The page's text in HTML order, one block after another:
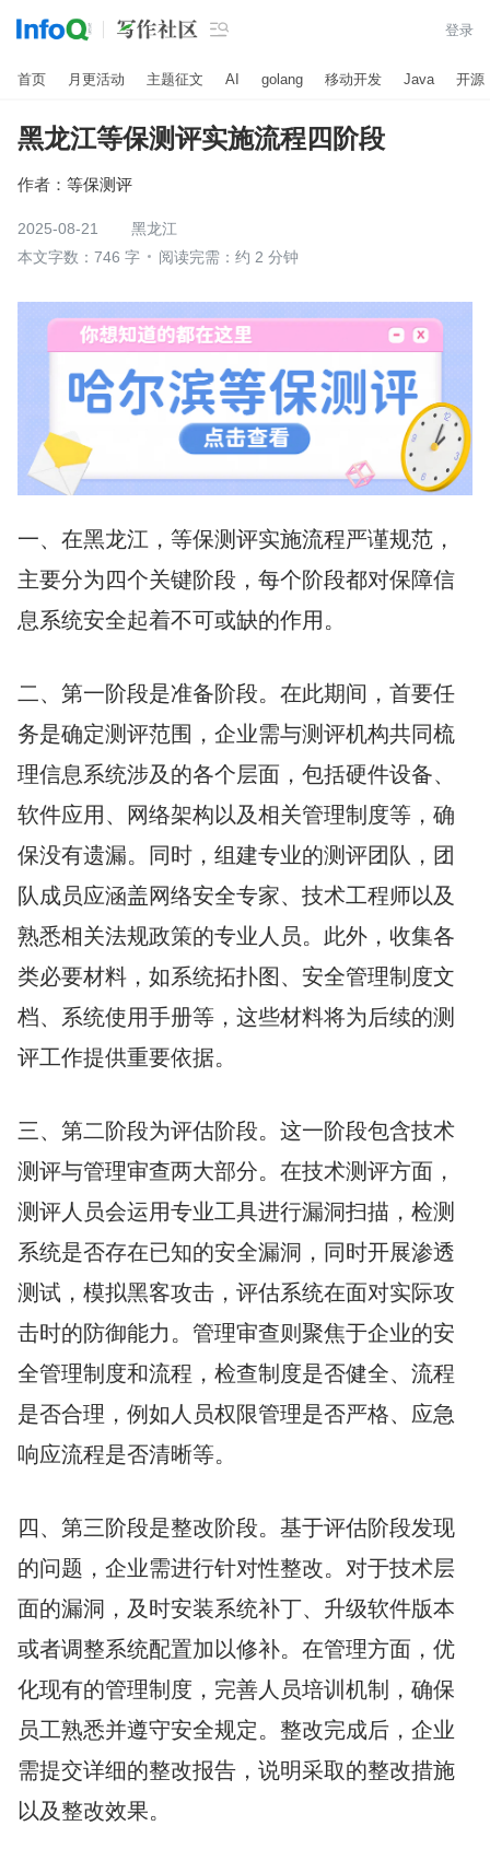
 登录
首页 月更活动 主题征文 AI golang 移动开发 Java 开源
黑龙江等保测评实施流程四阶段
作者： 等保测评
2025-08-21
黑龙江
本文字数：746 字
阅读完需：约 2 分钟
一、在黑龙江，等保测评实施流程严谨规范，
主要分为四个关键阶段，每个阶段都对保障信
息系统安全起着不可或缺的作用。
二、第一阶段是准备阶段。在此期间，首要任
务是确定测评范围，企业需与测评机构共同梳
理信息系统涉及的各个层面，包括硬件设备、
软件应用、网络架构以及相关管理制度等，确
保没有遗漏。同时，组建专业的测评团队，团
队成员应涵盖网络安全专家、技术工程师以及
熟悉相关法规政策的专业人员。此外，收集各
类必要材料，如系统拓扑图、安全管理制度文
档、系统使用手册等，这些材料将为后续的测
评工作提供重要依据。
三、第二阶段为评估阶段。这一阶段包含技术
测评与管理审查两大部分。在技术测评方面，
测评人员会运用专业工具进行漏洞扫描，检测
系统是否存在已知的安全漏洞，同时开展渗透
测试，模拟黑客攻击，评估系统在面对实际攻
击时的防御能力。管理审查则聚焦于企业的安
全管理制度和流程，检查制度是否健全、流程
是否合理，例如人员权限管理是否严格、应急
响应流程是否清晰等。
四、第三阶段是整改阶段。基于评估阶段发现
的问题，企业需进行针对性整改。对于技术层
面的漏洞，及时安装系统补丁、升级软件版本
或者调整系统配置加以修补。在管理方面，优
化现有的管理制度，完善人员培训机制，确保
员工熟悉并遵守安全规定。整改完成后，企业
需提交详细的整改报告，说明采取的整改措施
以及整改效果。